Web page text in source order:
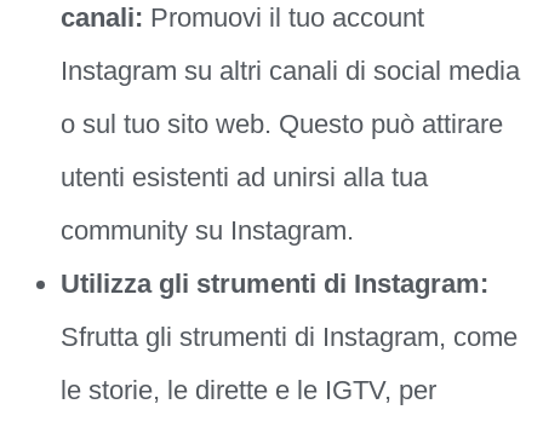
canali: Promuovi il tuo account
Instagram su altri canali di social media
o sul tuo sito web. Questo può attirare
utenti esistenti ad unirsi alla tua
community su Instagram.
Utilizza gli strumenti di Instagram:
Sfrutta gli strumenti di Instagram, come
le storie, le dirette e le IGTV, per